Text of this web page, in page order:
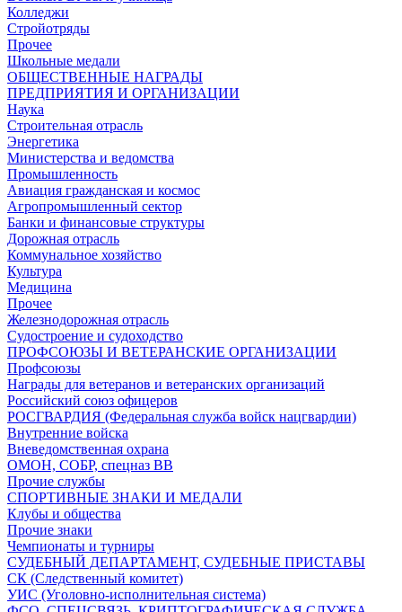
Колледжи
Стройотряды
Прочее
Школьные медали
ОБЩЕСТВЕННЫЕ НАГРАДЫ
ПРЕДПРИЯТИЯ И ОРГАНИЗАЦИИ
Наука
Строительная отрасль
Энергетика
Министерства и ведомства
Промышленность
Авиация гражданская и космос
Агропромышленный сектор
Банки и финансовые структуры
Дорожная отрасль
Коммунальное хозяйство
Культура
Медицина
Прочее
Железнодорожная отрасль
Судостроение и судоходство
ПРОФСОЮЗЫ И ВЕТЕРАНСКИЕ ОРГАНИЗАЦИИ
Профсоюзы
Награды для ветеранов и ветеранских организаций
Российский союз офицеров
РОСГВАРДИЯ (Федеральная служба войск нацгвардии)
Внутренние войска
Вневедомственная охрана
ОМОН, СОБР, спецназ ВВ
Прочие службы
СПОРТИВНЫЕ ЗНАКИ И МЕДАЛИ
Клубы и общества
Прочие знаки
Чемпионаты и турниры
СУДЕБНЫЙ ДЕПАРТАМЕНТ, СУДЕБНЫЕ ПРИСТАВЫ
СК (Следственный комитет)
УИС (Уголовно-исполнительная система)